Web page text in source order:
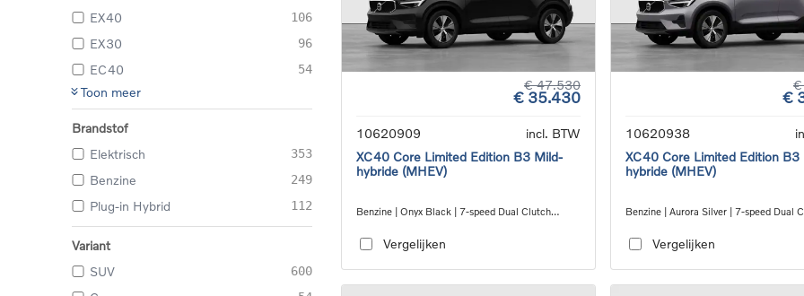
EX40 106
EX30 96
EC40 54
Toon meer
Brandstof
Elektrisch
353
Benzine 249
Plug-in Hybrid 112
Variant
SUV
600
€ 47.530
€ 35.430
10620909
incl. BTW
XC40 Core Limited Edition B3 Mild-
hybride (MHEV)
Benzine | Onyx Black | 7-speed Dual Clutch
Vergelijken
€
€
10620938
XC40 Core Limited Edition B3
hybride (MHEV)
Benzine | Aurora Silver | 7-speed Dual
Vergelijken